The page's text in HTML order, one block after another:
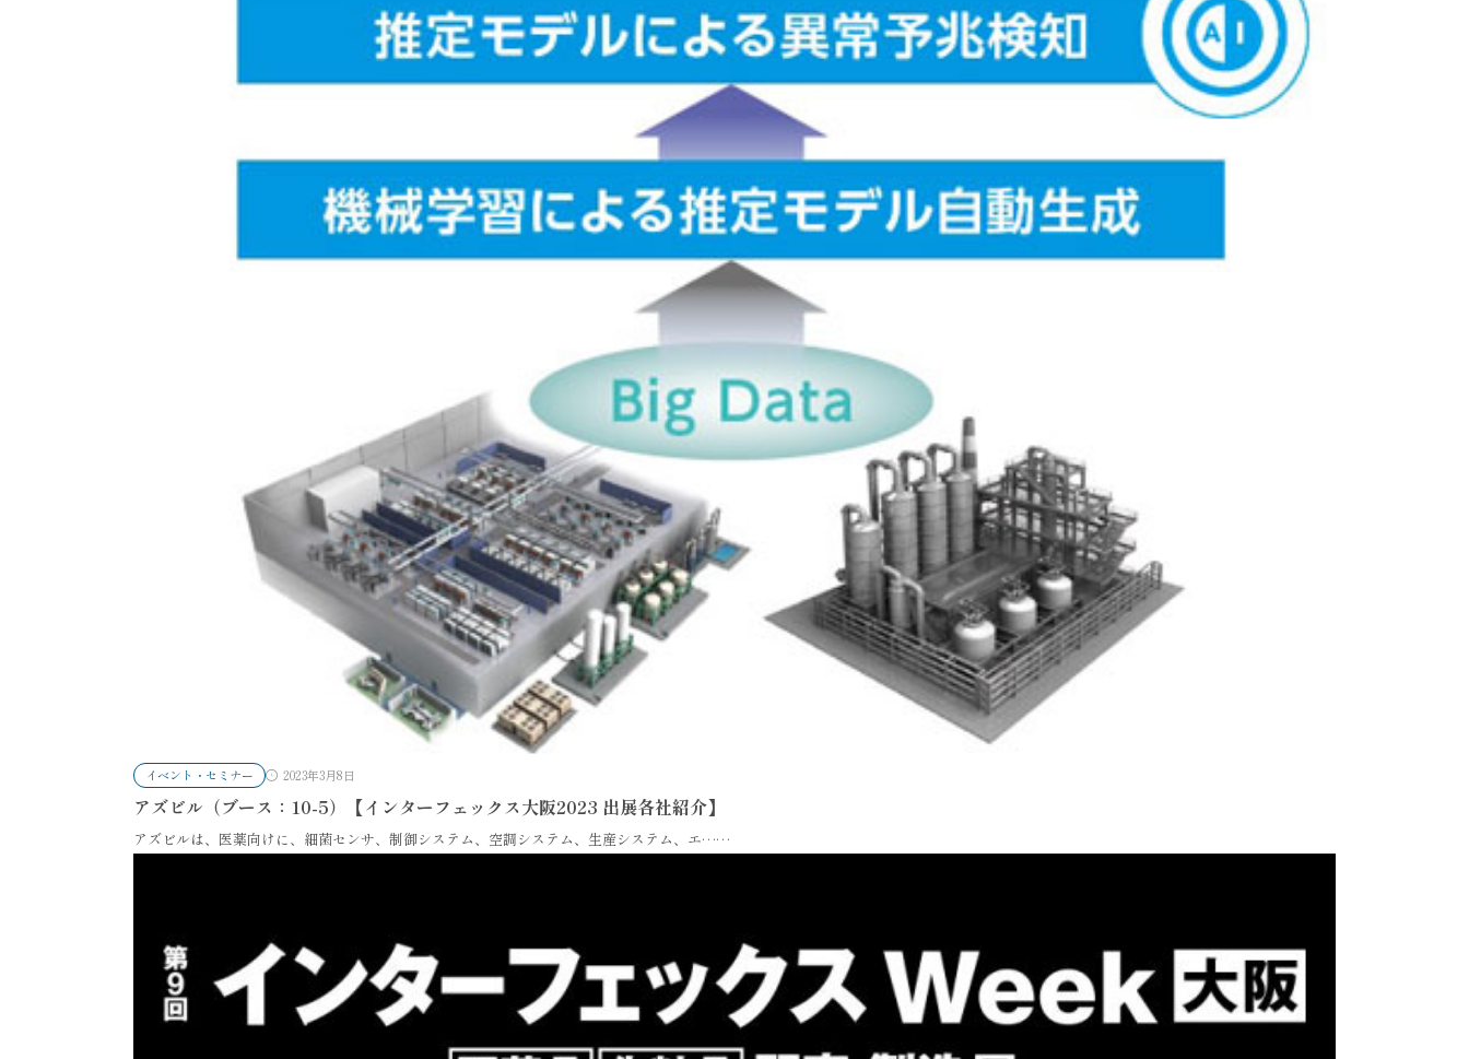
イベント・セミナー 2023年3月8日
アズビル（ブース：10-5）【インターフェックス大阪2023 出展各社紹介】
アズビルは、医薬向けに、細菌センサ、制御システム、空調システム、生産システム、エ……